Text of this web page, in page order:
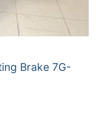
Brake 7G-